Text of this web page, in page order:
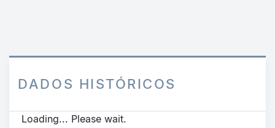
DADOS HISTÓRICOS
Loading... Please wait.